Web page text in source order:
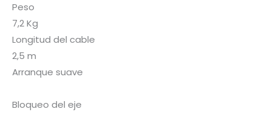
Peso
7,2 Kg
Longitud del cable
2,5 m
Arranque suave
Bloqueo del eje